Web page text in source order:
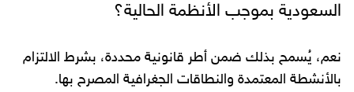
السعودية بموجب الأنظمة الحالية؟
نعم، يُسمح بذلك ضمن أطر قانونية محددة، بشرط الالتزام
بالأنشطة المعتمدة والنطاقات الجغرافية المصرح بها.